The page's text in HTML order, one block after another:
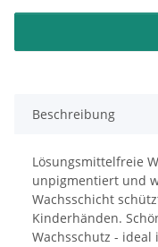
Beschreibung
Lösungsmittelfreie
unpigmentiert und
Wachsschicht
Kinderhänden.
Wachsschutz -